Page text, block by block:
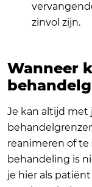
zinvol zijn.
Wanneer
Je kan altijd met
reanimeren of
behandeling is
je hier als